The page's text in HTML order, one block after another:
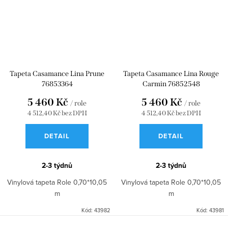
Tapeta Casamance Lina Prune
76853364
4 512,40 Kč bez DPH
5 460 Kč / role
DETAIL
2-3 týdnů
Vinylová tapeta Role 0,70*10,05
m
Kód: 43982
Tapeta Casamance Lina Rouge
Carmin 76852548
4 512,40 Kč bez DPH
5 460 Kč / role
DETAIL
2-3 týdnů
Vinylová tapeta Role 0,70*10,05
m
Kód: 43981